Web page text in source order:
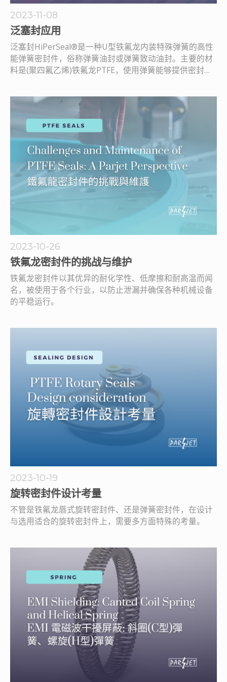
2023-11-08
泛塞封应用
泛塞封HiPerSeal®是一种U型铁氟龙内装特殊弹簧的高性
能弹簧密封件，俗称弹簧油封或弹簧致动油封。主要的材
料是(聚四氟乙烯)铁氟龙PTFE，使用弹簧能够提供密封唇
2023-10-26
铁氟龙密封件的挑战与维护
铁氟龙密封件以其优异的耐化学性、低摩擦和耐高温而闻
名，被使用于各个行业，以防止泄漏并确保各种机械设备
的平稳运行。
2023-10-19
旋转密封件设计考量
不管是铁氟龙唇式旋转密封件、还是弹簧密封件，在设计
与选用适合的旋转密封件上，需要多方面特殊的考量。